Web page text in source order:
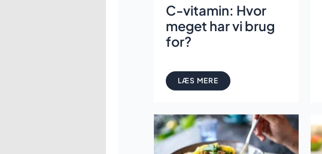
C-vitamin: Hvor
meget har vi brug
for?
LÆS MERE